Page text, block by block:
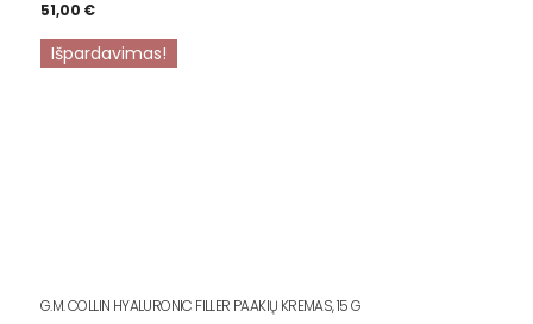
51,00 €
Išpardavimas!
G.M. COLLIN HYALURONIC FILLER PAAKIŲ KREMAS, 15 G